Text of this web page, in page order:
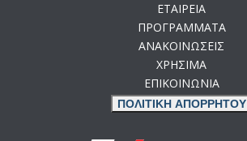
ΕΤΑΙΡΕΙΑ
ΠΡΟΓΡΑΜΜΑΤΑ
ΑΝΑΚΟΙΝΩΣΕΙΣ
ΧΡΗΣΙΜΑ
ΕΠΙΚΟΙΝΩΝΙΑ
ΠΟΛΙΤΙΚΗ ΑΠΟΡΡΗΤΟΥ